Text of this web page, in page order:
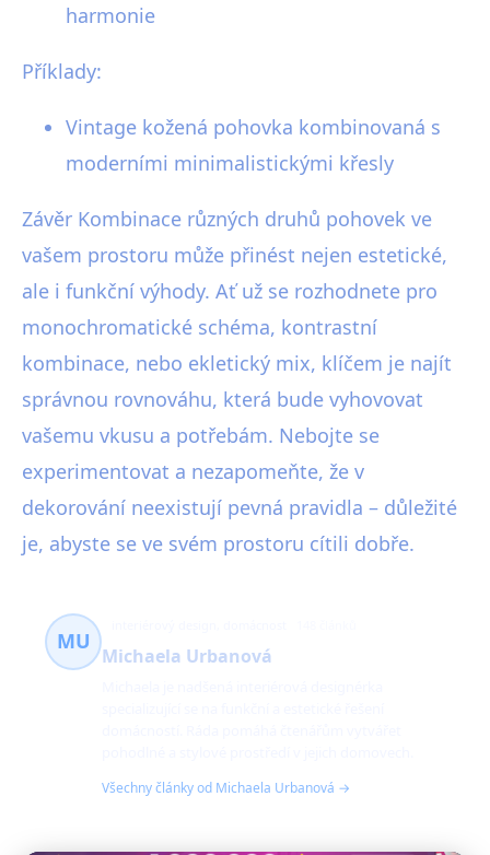
harmonie
Příklady:
Vintage kožená pohovka kombinovaná s
moderními minimalistickými křesly
Závěr Kombinace různých druhů pohovek ve
vašem prostoru může přinést nejen estetické,
ale i funkční výhody. Ať už se rozhodnete pro
monochromatické schéma, kontrastní
kombinace, nebo ekletický mix, klíčem je najít
správnou rovnováhu, která bude vyhovovat
vašemu vkusu a potřebám. Nebojte se
experimentovat a nezapomeňte, že v
dekorování neexistují pevná pravidla – důležité
je, abyste se ve svém prostoru cítili dobře.
MU
Michaela Urbanová
Všechny články od Michaela Urbanová →